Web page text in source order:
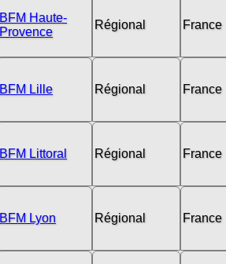
BFM Haute-
Provence
Régional France
BFM Lille Régional France
BFM Littoral Régional France
BFM Lyon Régional France